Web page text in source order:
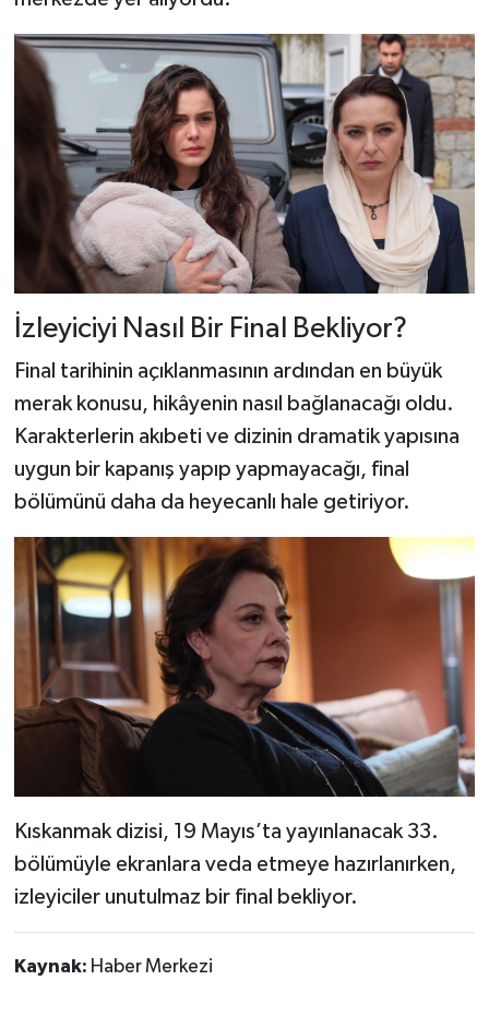
İzleyiciyi Nasıl Bir Final Bekliyor?
Final tarihinin açıklanmasının ardından en büyük
merak konusu, hikâyenin nasıl bağlanacağı oldu.
Karakterlerin akıbeti ve dizinin dramatik yapısına
uygun bir kapanış yapıp yapmayacağı, final
bölümünü daha da heyecanlı hale getiriyor.
Kıskanmak dizisi, 19 Mayıs’ta yayınlanacak 33.
bölümüyle ekranlara veda etmeye hazırlanırken,
izleyiciler unutulmaz bir final bekliyor.
Kaynak: Haber Merkezi